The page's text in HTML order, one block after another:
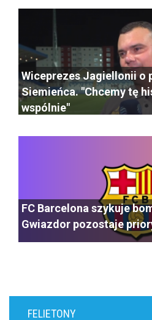
Wiceprezes Jagiellonii o
Siemieńca. "Chcemy tę
wspólnie"
FC Barcelona szykuje
Gwiazdor pozostaje
FELIETONY